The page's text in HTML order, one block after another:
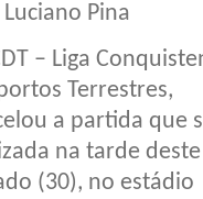
Pina
– Liga
Terrestres,
a partida que
na tarde deste
(30), no estádio